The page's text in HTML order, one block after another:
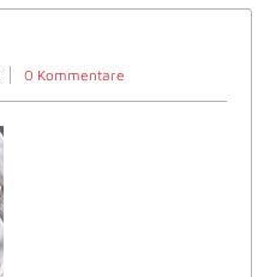
0 Kommentare